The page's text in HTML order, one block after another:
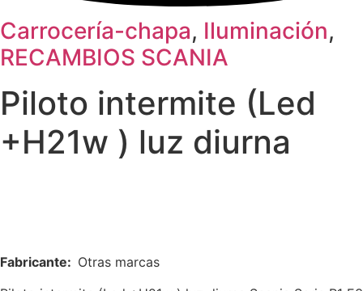
Carrocería-chapa, Iluminación,
RECAMBIOS SCANIA
Piloto intermite (Led
+H21w ) luz diurna
Fabricante: Otras marcas